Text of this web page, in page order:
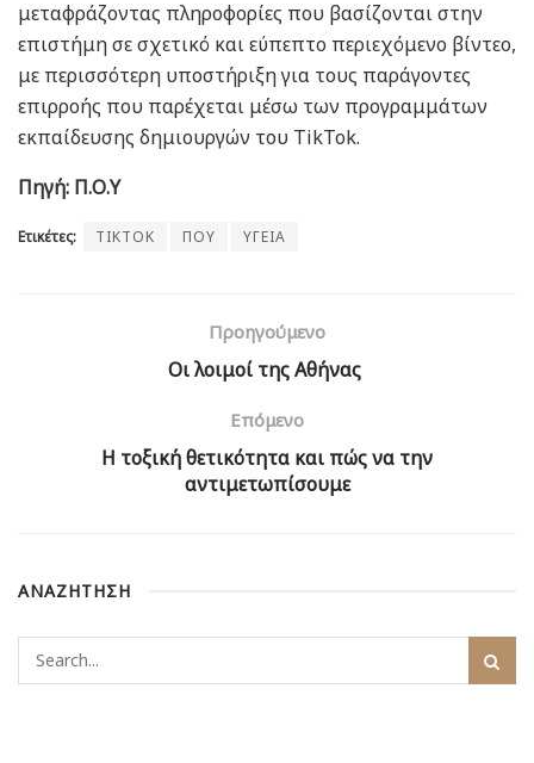
μεταφράζοντας πληροφορίες που βασίζονται στην
επιστήμη σε σχετικό και εύπεπτο περιεχόμενο βίντεο,
με περισσότερη υποστήριξη για τους παράγοντες
επιρροής που παρέχεται μέσω των προγραμμάτων
εκπαίδευσης δημιουργών του TikTok.
Πηγή: Π.Ο.Υ
Ετικέτες: TIKTOK ΠΟΥ ΥΓΕΙΑ
Προηγούμενο
Οι λοιμοί της Αθήνας
Επόμενο
Η τοξική θετικότητα και πώς να την
αντιμετωπίσουμε
ΑΝΑΖΗΤΗΣΗ